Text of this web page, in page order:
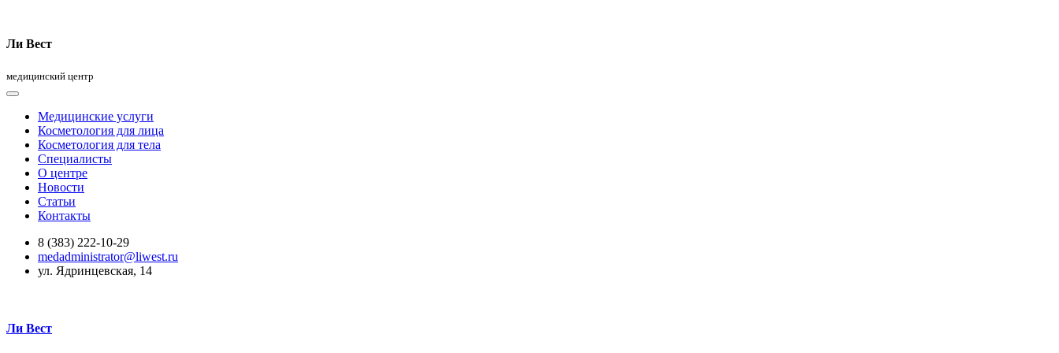
Ли Вест
медицинский центр
Медицинские услуги
Косметология для лица
Косметология для тела
Специалисты
О центре
Новости
Статьи
Контакты
8 (383) 222-10-29
medadministrator@liwest.ru
ул. Ядринцевская, 14
Ли Вест